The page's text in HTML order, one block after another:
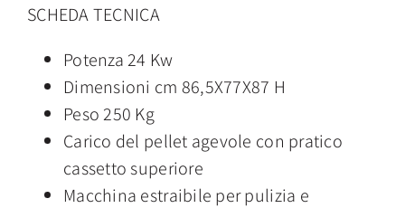
SCHEDA TECNICA
Potenza 24 Kw
Dimensioni cm 86,5X77X87 H
Peso 250 Kg
Carico del pellet agevole con pratico
cassetto superiore
Macchina estraibile per pulizia e